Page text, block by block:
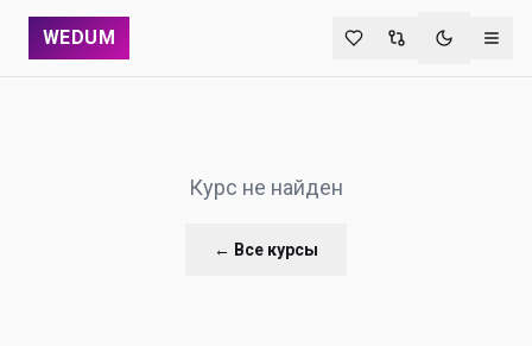
WEDUM
Курс не найден
← Все курсы